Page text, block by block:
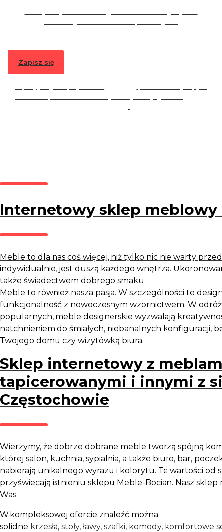
Zapisz się
Internetowy sklep meblowy
Meble to dla nas coś więcej, niż tylko nic nie warty
indywidualnie, jest duszą każdego wnętrza.
także świadectwem dobrego smaku.
Meble to również nasza pasja. W szczególności te
funkcjonalność z nowoczesnym wzornictwem. W
popularnych, meble designerskie wyzwalają
natchnieniem do śmiałych, niebanalnych konfiguracji,
Twojego domu czy wizytówką biura.
Sklep internetowy z
tapicerowanymi i innymi z
Częstochowie
Wierzymy, że dobrze dobrane meble tworzą spójną
której salon, kuchnia, sypialnia, a także biuro, bar,
nabierają unikalnego wyrazu i kolorytu. Te wartości od
przyświecają istnieniu sklepu Meble-Bocian. Nasz sklep
Was.
W kompleksowej ofercie znaleźć można
solidne krzesła, stoły, ławy, szafki, komody, komfortowe